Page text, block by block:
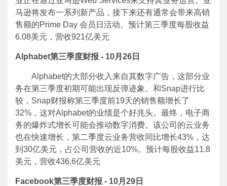
马逊将发布一系列新产品，接下来还有通常会带来高销
售额的Prime Day 会员日活动。预计第三季度每股收益
6.08美元，营收921亿美元
Alphabet第三季度财报 - 10月26日
Alphabet的大部分收入来自其数字广告，这部分业
务在第三季度初期可能出现反弹迹象。和Snap进行比
较，Snap财报称第三季度前19天的销售额增长了
32%，这对Alphabet的业绩是个好兆头。最终，电子商
务的爆炸式增长可能会推动数字消费。该公司的云业务
也在快速增长，第二季度云业务营收同比增长43%，达
到30亿美元，占公司营收的近10%。预计每股收益11.8
美元，营收436.6亿美元
Facebook第三季度财报 - 10月29日